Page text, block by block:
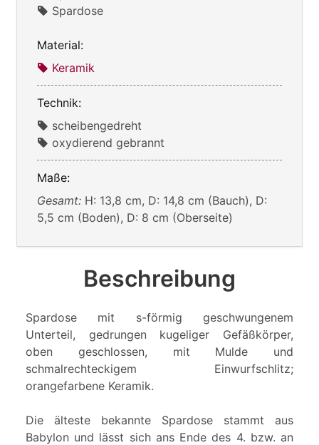
Spardose
Material:
Keramik
Technik:
scheibengedreht
oxydierend gebrannt
Maße:
Gesamt: H: 13,8 cm, D: 14,8 cm (Bauch), D:
5,5 cm (Boden), D: 8 cm (Oberseite)
Beschreibung
Spardose mit s-förmig geschwungenem
Unterteil, gedrungen kugeliger Gefäßkörper,
oben geschlossen, mit Mulde und
schmalrechteckigem Einwurfschlitz;
orangefarbene Keramik.
Die älteste bekannte Spardose stammt aus
Babylon und lässt sich ans Ende des 4. bzw. an